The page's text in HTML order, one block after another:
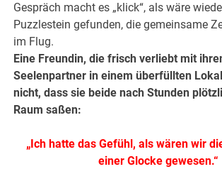
Gespräch macht es „klick“, als wäre
Puzzlestein gefunden, die gemeinsame
im Flug.
Eine Freundin, die frisch verliebt mit
Seelenpartner in einem überfüllten
nicht, dass sie beide nach Stunden
Raum saßen:
„Ich hatte das Gefühl, als wären wir
einer Glocke gewesen.“